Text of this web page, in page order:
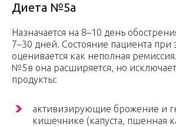
Диета №5а
Назначается на 8–10 день
7–30 дней. Состояние пациента при
оценивается как неполная
№5в она расширяется, но
продукты:
активизирующие брожение и
кишечнике (капуста, пшенная